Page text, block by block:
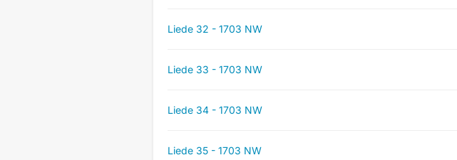
Liede 32 - 1703 NW
Liede 33 - 1703 NW
Liede 34 - 1703 NW
Liede 35 - 1703 NW